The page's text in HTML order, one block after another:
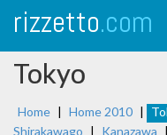
rizzetto.com
Tokyo
Home | Home 2010 |
Shirakawago | Kanazawa |